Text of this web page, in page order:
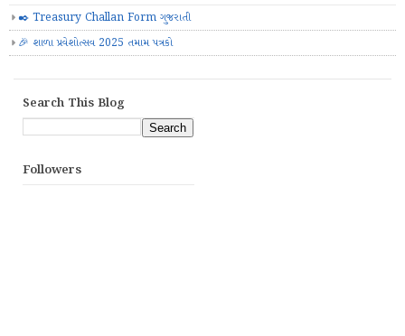
✒️ Treasury Challan Form ગુજરાતી
🎉 શાળા પ્રવેશોત્સવ 2025 તમામ પત્રકો
Search This Blog
Followers